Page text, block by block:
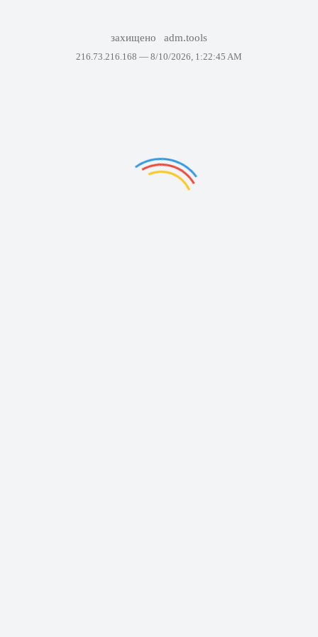
захищено adm.tools
216.73.216.168 — 8/10/2026, 1:22:45 AM